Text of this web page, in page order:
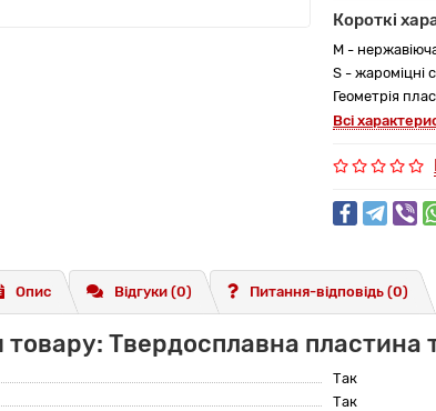
Короткі
M -
S - жароміцні
Геометрія
Всі
Опис Відгуки (0) Питання-відповідь (0)
Твердосплавна пластина
Так
Так